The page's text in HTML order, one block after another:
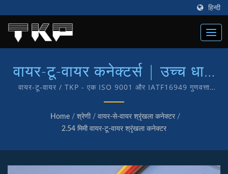
हिन्दी
वायर-टू-वायर कनेक्टर्स | उच्च धारा
कंप्यूटर कनेक्टर्स निर्माता | TKP
वायर-टू-वायर / TKP - एक ISO 9001 और IATF16949 गुणवत्ता
प्रमाणित कंपनी है जो हमारे ग्राहकों को गुणवत्ता सेवा और उत्पादों की प्रदान
करने के हमारे समर्पण का प्रतीक है। हमारे पास अपने उत्पादों के आंतरिक
अनुसंधान और निर्माण की सुविधा है जिसमें TKP ब्रांड है।
Home / श्रेणी / वायर-से-वायर श्रृंखला कनेक्टर /
2.54 मिमी वायर-टू-वायर श्रृंखला कनेक्टर